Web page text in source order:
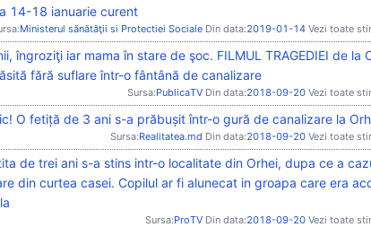
14-18 ianuarie curent
Ministerul sănătăţii si Protectiei Sociale Din data:2019-01-14 Vezi toate
îngroziţi iar mama în stare de şoc. FILMUL TRAGEDIEI de la
fără suflare într-o fântână de canalizare
Sursa:PublicaTV Din data:2018-09-20 Vezi toate
O fetiță de 3 ani s-a prăbușit într-o gură de canalizare la
Sursa:Realitatea.md Din data:2018-09-20 Vezi toate
de trei ani s-a stins intr-o localitate din Orhei, dupa ce a
din curtea casei. Copilul ar fi alunecat in groapa care era
Sursa:ProTV Din data:2018-09-20 Vezi toate